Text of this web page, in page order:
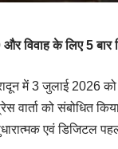
विवाह के लिए 5
में 3 जुलाई 2026
को संबोधित
एवं डिजिटल